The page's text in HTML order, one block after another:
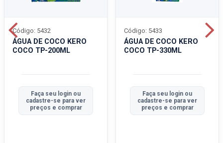
ÁGUA DE COCO KERO
COCO TP-200ML
Código: 5432
Faça seu login ou
cadastre-se para ver
preços e comprar
ÁGUA DE COCO KERO
COCO TP-330ML
Código: 5433
Faça seu login ou
cadastre-se para ver
preços e comprar